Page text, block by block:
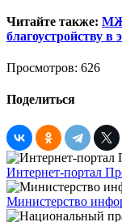
Читайте также:
благоустройству
Просмотров: 626
Поделиться
Интернет-портал
Министерство